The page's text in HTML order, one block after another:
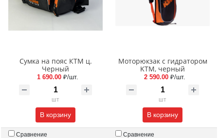
Сумка на пояс КТМ ц.
Черный
1 690.00 ₽/шт.
шт
В корзину
Сравнение
Моторюкзак с гидратором
KTM, черный
2 590.00 ₽/шт.
шт
В корзину
Сравнение